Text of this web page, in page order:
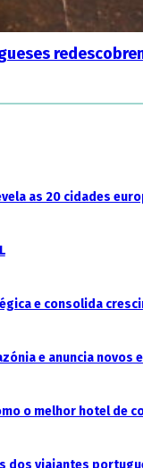
as 20 cidades
e consolida
e anuncia
o melhor hotel de